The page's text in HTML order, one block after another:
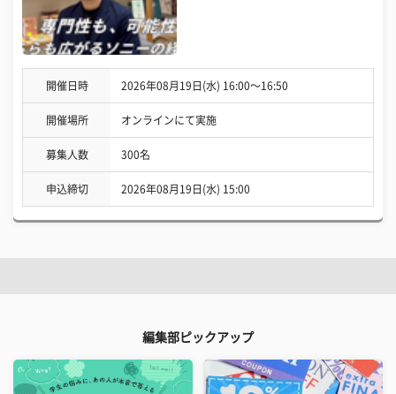
開催日時 2026年08月19日(水) 16:00〜16:50
開催場所 オンラインにて実施
募集人数 300名
申込締切 2026年08月19日(水) 15:00
編集部ピックアップ